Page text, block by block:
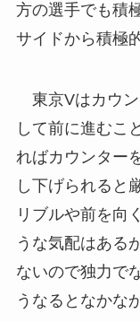
方の選手でも積
サイドから積極
東京Vはカウン
して前に進むこ
ればカウンター
し下げられると
リブルや前を向
うな気配はある
ないので独力で
うなるとなかな